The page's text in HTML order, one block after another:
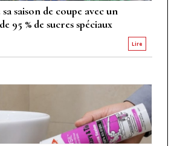
saison de coupe avec un
95 % de sucres spéciaux
Lire